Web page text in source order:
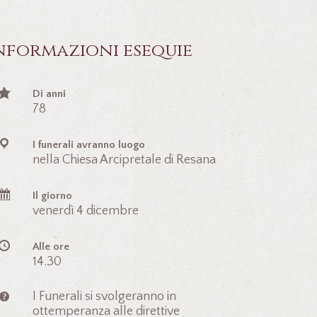
esequie
Di anni
78
I funerali avranno luogo
nella Chiesa Arcipretale di Resana
Il giorno
venerdì 4 dicembre
Alle ore
14.30
I Funerali si svolgeranno in
ottemperanza alle direttive